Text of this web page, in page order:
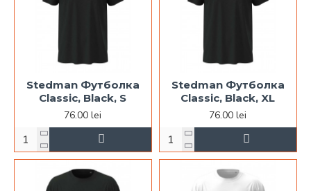
Stedman Футболка
Classic, Black, S
76.00 lei
Stedman Футболка
Classic, Black, XL
76.00 lei